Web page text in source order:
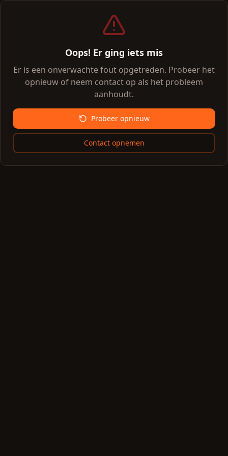
Oops! Er ging iets mis
Er is een onverwachte fout opgetreden. Probeer het
opnieuw of neem contact op als het probleem
aanhoudt.
Probeer opnieuw
Contact opnemen